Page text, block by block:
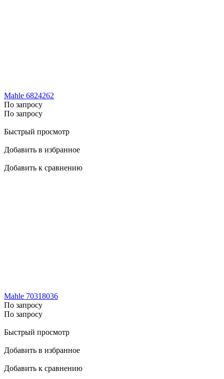
Mahle 6824262
По запросу
По запросу
Быстрый просмотр
Добавить в избранное
Добавить к сравнению
Mahle 70318036
По запросу
По запросу
Быстрый просмотр
Добавить в избранное
Добавить к сравнению